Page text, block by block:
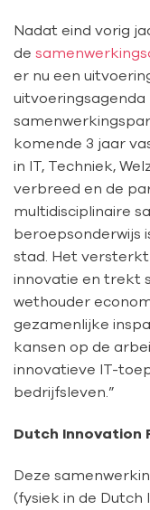
Nadat eind vorig
de
er nu een
uitvoeringsagenda
komende 3 jaar
in IT, Techniek,
verbreed en de
multidisciplinaire
beroepsonderwijs
stad. Het
innovatie en trekt
wethouder
gezamenlijke
kansen op de
innovatieve IT-
bedrijfsleven.”
Dutch Innovation
Deze
(fysiek in de Dutch